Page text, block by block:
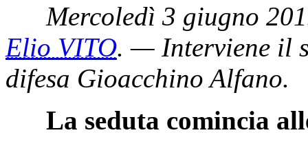
Mercoledì 3 giugno
Elio VITO. — Interviene il
difesa Gioacchino Alfano.
La seduta comincia